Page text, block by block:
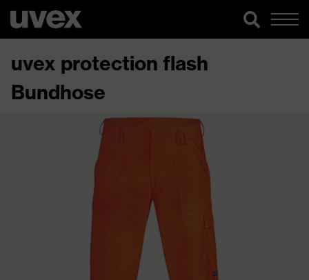
uvex protection flash
Bundhose